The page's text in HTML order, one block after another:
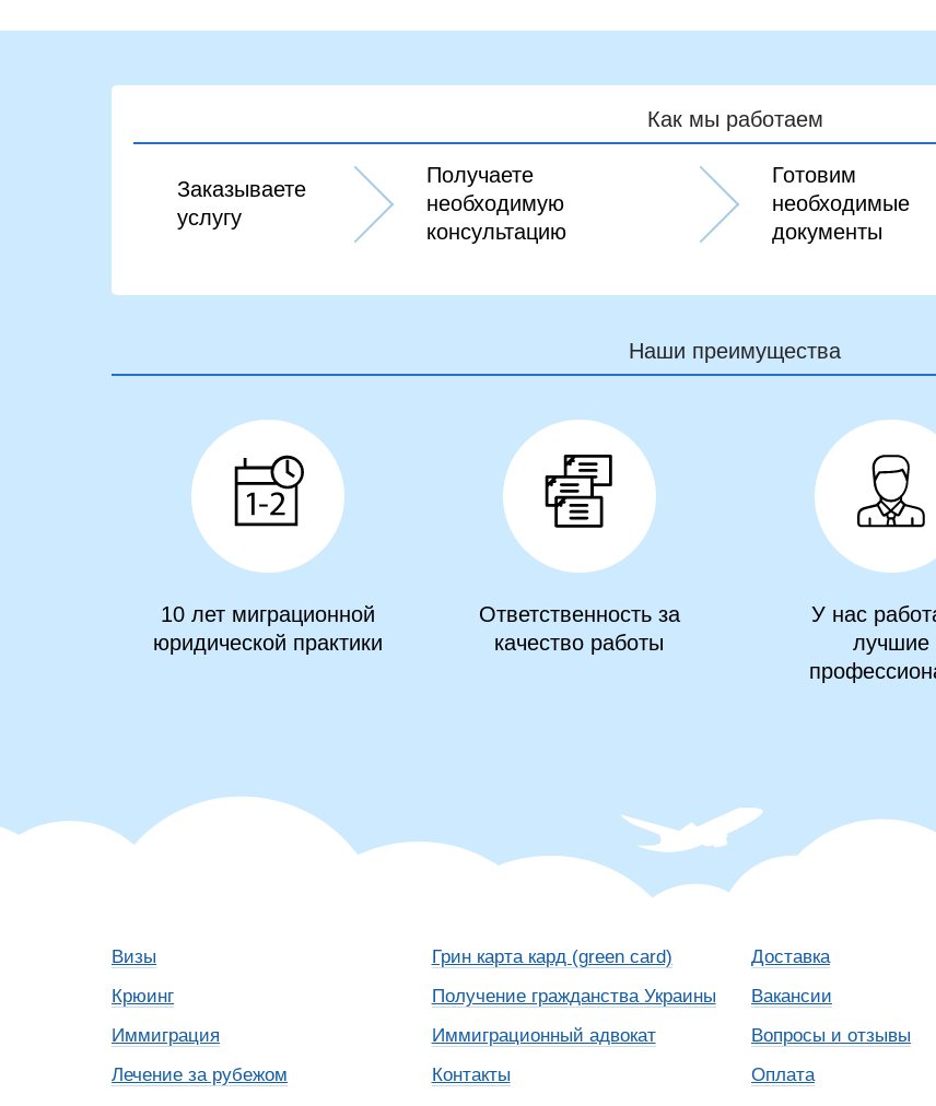
Как мы работаем
Заказываете
услугу
Получаете
необходимую
консультацию
Готовим
необходимые
документы
Наши преимущества
10 лет миграционной
юридической практики
Ответственность за
качество работы
У нас
лучшие
Визы
Крюинг
Иммиграция
Лечение за рубежом
Грин карта кард (green card)
Получение гражданства Украины
Иммиграционный адвокат
Контакты
Доставка
Вакансии
Вопросы и отзывы
Оплата